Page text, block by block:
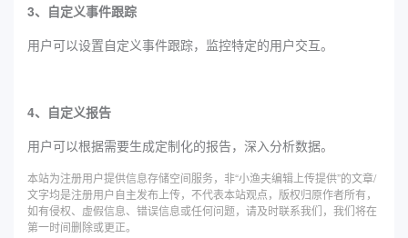
3、自定义事件跟踪
用户可以设置自定义事件跟踪，监控特定的用户交互。
4、自定义报告
用户可以根据需要生成定制化的报告，深入分析数据。
本站为注册用户提供信息存储空间服务，非“小渔夫编辑上传提供”的文章/
文字均是注册用户自主发布上传，不代表本站观点，版权归原作者所有，
如有侵权、虚假信息、错误信息或任何问题，请及时联系我们，我们将在
第一时间删除或更正。